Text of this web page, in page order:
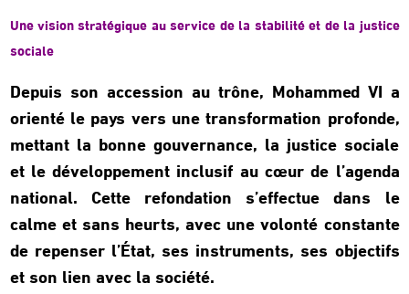
Une vision stratégique au service de la stabilité et de la justice
sociale
Depuis son accession au trône, Mohammed VI a
orienté le pays vers une transformation profonde,
mettant la bonne gouvernance, la justice sociale
et le développement inclusif au cœur de l’agenda
national. Cette refondation s’effectue dans le
calme et sans heurts, avec une volonté constante
de repenser l’État, ses instruments, ses objectifs
et son lien avec la société.